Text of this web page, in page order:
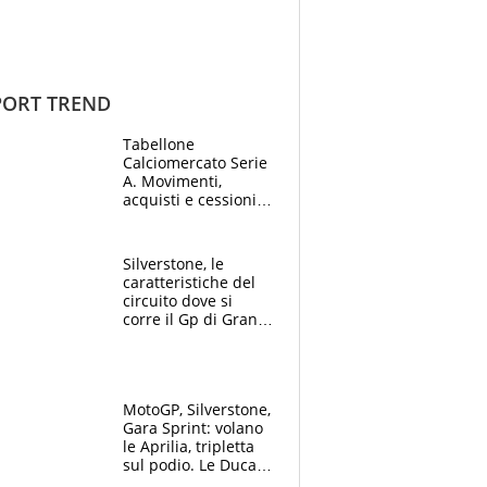
TREND
Tabellone
Calciomercato Serie
A. Movimenti,
acquisti e cessioni:
Silverstone, le
caratteristiche del
circuito dove si
corre il Gp di Gran
MotoGP, Silverstone,
Gara Sprint: volano
le Aprilia, tripletta
sul podio. Le Ducati